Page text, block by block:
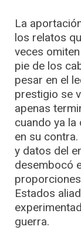
La
los relatos
veces
pie de los
pesar en el
prestigio se
apenas
cuando ya la
en su
y datos del
desembocó
Estados
guerra.